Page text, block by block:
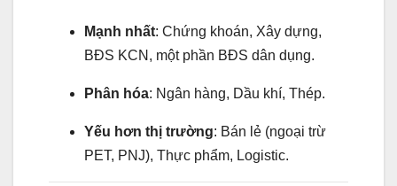
Mạnh nhất: Chứng khoán, Xây dựng,
BĐS KCN, một phần BĐS dân dụng.
Phân hóa: Ngân hàng, Dầu khí, Thép.
Yếu hơn thị trường: Bán lẻ (ngoại trừ
PET, PNJ), Thực phẩm, Logistic.